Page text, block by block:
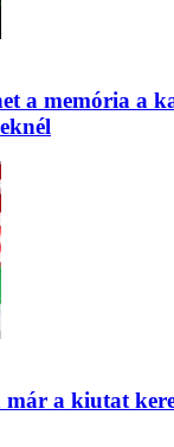
a memória a
a kiutat